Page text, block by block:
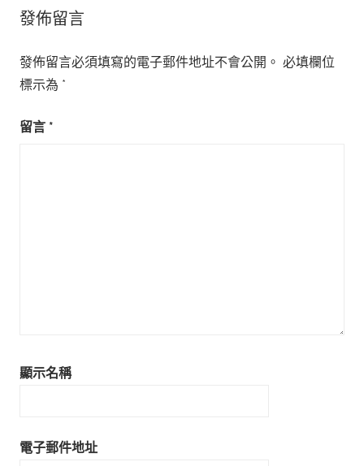
發佈留言
發佈留言必須填寫的電子郵件地址不會公開。 必填欄位
標示為 *
留言 *
顯示名稱
電子郵件地址